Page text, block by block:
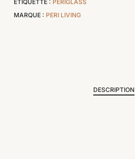
ÉTIQUETTE : PERIGLASS
MARQUE : PERI LIVING
DESCRIPTION